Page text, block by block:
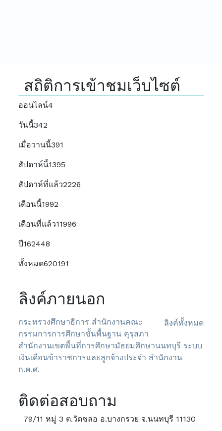
สถิติการเข้าชมเว็บไซต์
ออนไลน์4
วันนี้342
เมื่อวานนี้391
สัปดาห์นี้1395
สัปดาห์ที่แล้ว2226
เดือนนี้1992
เดือนที่แล้ว11996
ปี162448
ทั้งหมด620191
ลิงค์ภายนอก
ลิงค์ทั้งหมด
กระทรวงศึกษาธิการ สำนักงานคณะ
กรรมการการศึกษาขั้นพื้นฐาน คุรุสภา
สำนักงานเขตพื้นที่การศึกษามัธยมศึกษานนทบุรี ระบบ
เงินเดือนข้าราชการและลูกจ้างประจำ สำนักงาน
ก.ค.ศ.
ติดต่อสอบถาม
79/11 หมู่ 3 ต.วัดชลอ อ.บางกรวย จ.นนทบุรี 11130